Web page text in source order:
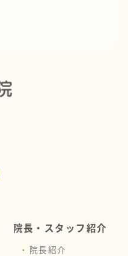
院長・スタッフ紹介
院長紹介